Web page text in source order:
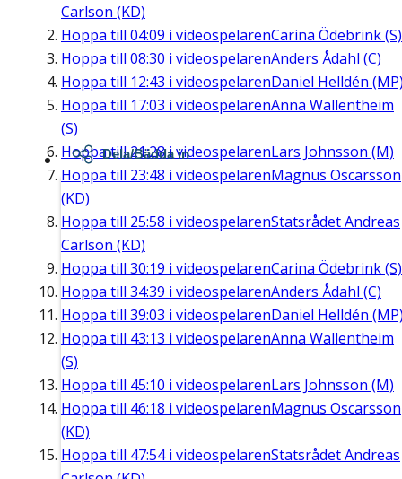
Carlson (KD)
Hoppa till 04:09 i videospelarenCarina Ödebrink (S)
Hoppa till 08:30 i videospelarenAnders Ådahl (C)
Hoppa till 12:43 i videospelarenDaniel Helldén
Hoppa till 17:03 i videospelarenAnna Wallentheim
(S)
Hoppa till21:28i videospelarenLars Johnsson (M)
Hoppa till 23:48 i videospelarenMagnus Oscarsson
(KD)
Hoppa till 25:58 i videospelarenStatsrådet Andreas
Carlson (KD)
Hoppa till 30:19 i videospelarenCarina Ödebrink (S)
Hoppa till 34:39 i videospelarenAnders Ådahl (C)
Hoppa till 39:03 i videospelarenDaniel Helldén
Hoppa till 43:13 i videospelarenAnna Wallentheim
(S)
Hoppa till 45:10 i videospelarenLars Johnsson (M)
Hoppa till 46:18 i videospelarenMagnus Oscarsson
(KD)
Hoppa till 47:54i videospelarenStatsrådet Andreas
Dela/Bädda in